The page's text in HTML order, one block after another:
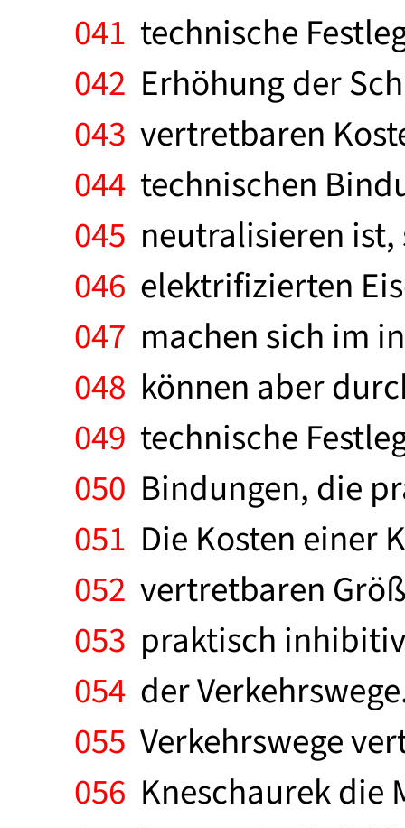
041 technische
042 Erhöhung der
043 vertretbaren
044 technischen
045 neutralisieren
046 elektrifizierten
047 machen sich im
048 können aber
049 technische
050 Bindungen, die
051 Die Kosten einer
052 vertretbaren
053 praktisch
054 der
055 Verkehrswege
056 Kneschaurek die